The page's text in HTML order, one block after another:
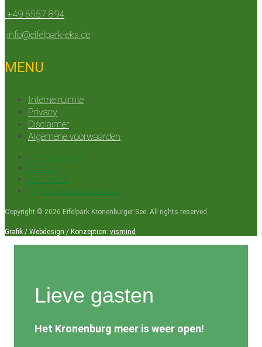
+49 6557 894
info@eifelpark-eks.de
MENU
Interne ruimte
Privacy
Disclaimer
Algemene voorwaarden
Interne ruimte
Privacy
Disclaimer
Algemene voorwaarden
Copyright © 2026 Eifelpark Kronenburger See. All rights reserved.
Grafik / Webdesign / Konzeption: vismind
Lieve gasten
Het Kronenburg meer is weer open!